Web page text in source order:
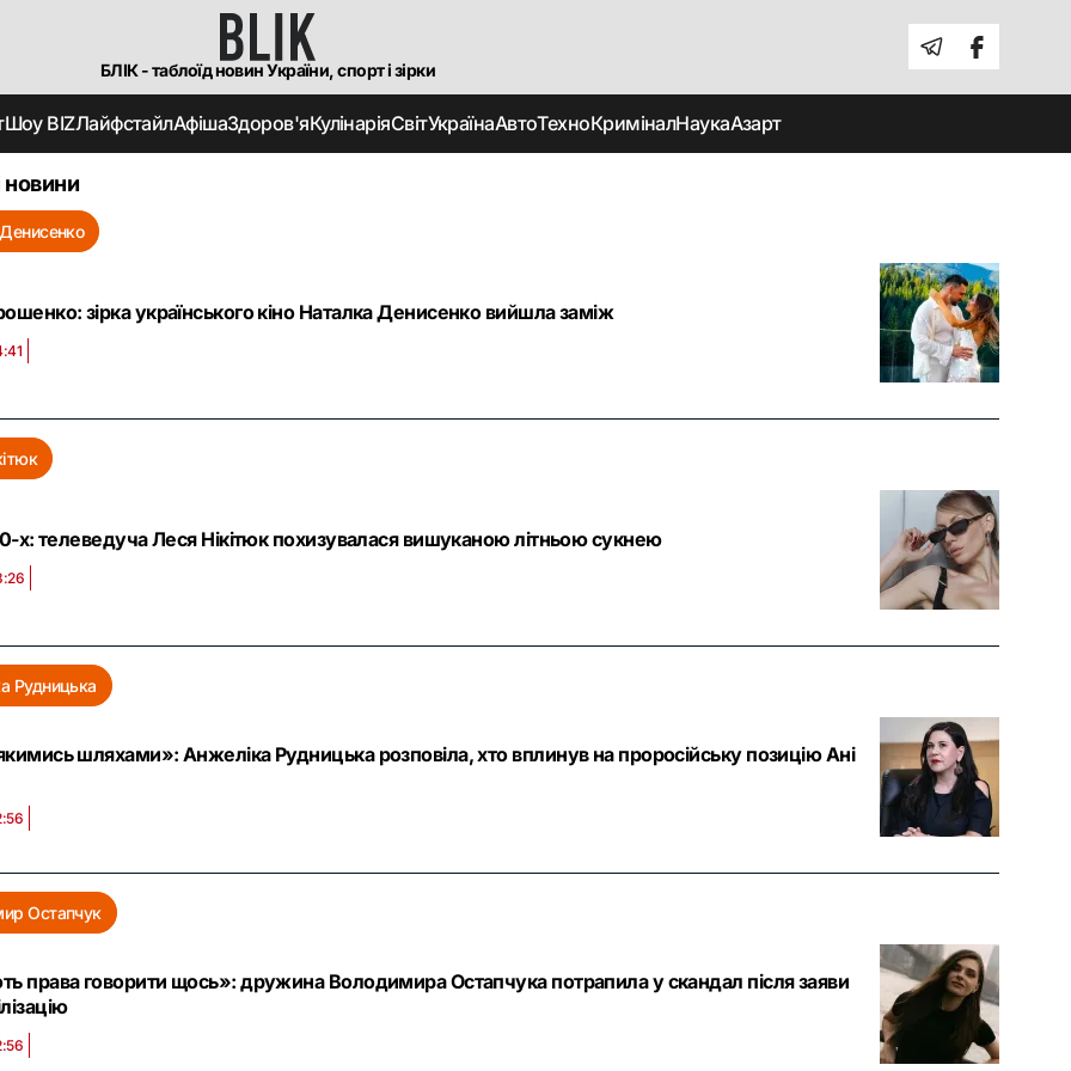
БЛІК - таблоїд новин України, спорт і зірки
Шоу BIZЛайфстайлАфішаЗдоров'яКулінаріяСвітУкраїнаАвтоТехноКриміналНаукаАзарт
новини
зірка українського кіно Наталка Денисенко вийшла заміж
х: телеведуча Леся Нікітюк похизувалася вишуканою літньою сукнею
Рудницька
шляхами»: Анжеліка Рудницька розповіла, хто вплинув на проросійську позицію Ані
Остапчук
права говорити щось»: дружина Володимира Остапчука потрапила у скандал після заяви